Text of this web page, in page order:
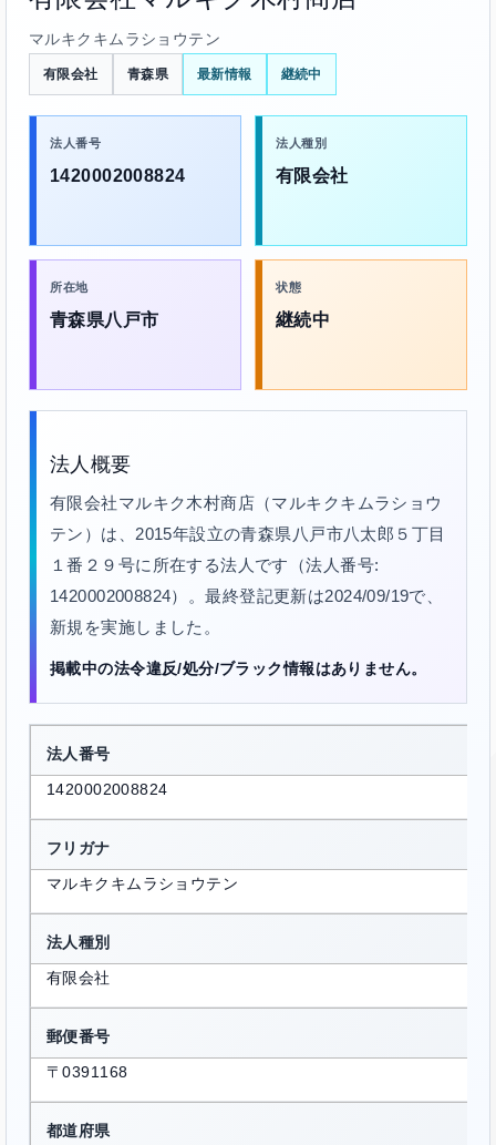
マルキクキムラショウテン
有限会社 青森県 最新情報 継続中
法人番号
1420002008824
法人種別
有限会社
所在地
青森県八戸市
状態
継続中
法人概要
有限会社マルキク木村商店（マルキクキムラショウ
テン）は、2015年設立の青森県八戸市八太郎５丁目
１番２９号に所在する法人です（法人番号:
1420002008824）。最終登記更新は2024/09/19で、
新規を実施しました。
掲載中の法令違反/処分/ブラック情報はありません。
法人番号
1420002008824
フリガナ
マルキクキムラショウテン
法人種別
有限会社
郵便番号
〒0391168
都道府県